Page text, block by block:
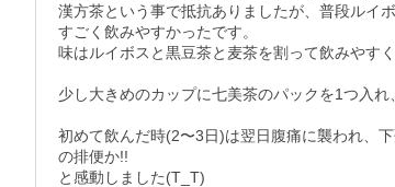
漢方茶という事で抵抗ありましたが、普段ルイ
すごく飲みやすかったです。
味はルイボスと黒豆茶と麦茶を割って飲みやす
少し大きめのカップに七美茶のパックを1つ入
初めて飲んだ時(2〜3日)は翌日腹痛に襲われ、
の排便か!!
と感動しました(T_T)